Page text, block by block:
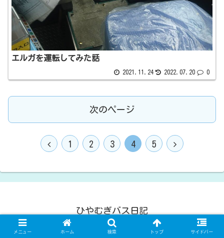
エルガを運転してみた話
2021.11.24 2022.07.20 0
次のページ
1 2 3 4 5
ひやむぎバス日記
© 2021 ひやむぎバス日記.
メニュー ホーム 検索 トップ サイドバー